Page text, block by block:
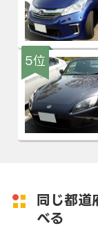
5位
同じ都道
べる